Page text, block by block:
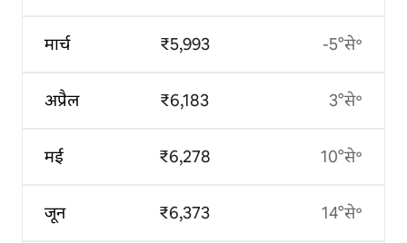
मार्च
अप्रैल
मई
जून
₹5,993
₹6,183
₹6,278
₹6,373
-5°से॰
3°से॰
10°से॰
14°से॰